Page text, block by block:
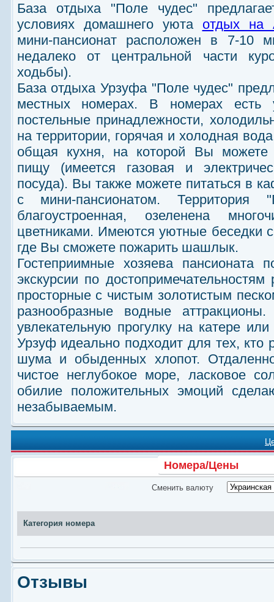
База отдыха "Поле чудес"
условиях домашнего уюта отдых на
мини-пансионат расположен в 7-10
недалеко от центральной части
ходьбы).
База отдыха Урзуфа "Поле чудес"
местных номерах. В номерах есть
постельные принадлежности,
на территории, горячая и холодная
общая кухня, на которой Вы можете
пищу (имеется газовая и
посуда). Вы также можете питаться в
с мини-пансионатом. Территория
благоустроенная, озеленена
цветниками. Имеются уютные беседки
где Вы сможете пожарить шашлык.
Гостеприимные хозяева пансионата
экскурсии по
просторные с чистым золотистым
разнообразные водные
увлекательную прогулку на катере
Урзуф идеально подходит для тех, кто
шума и обыденных хлопот.
чистое неглубокое море, ласковое
обилие положительных эмоций
незабываемым.
Номера/Цены
Сменить валюту
Категория номера
Отзывы